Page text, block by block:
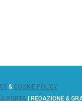
& COOKIE POLICY
PORTA | REDAZIONE &